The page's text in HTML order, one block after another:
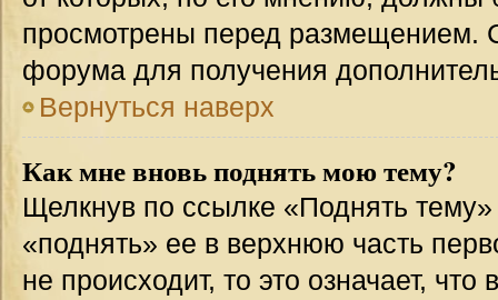
просмотрены перед размещением.
форума для получения
Вернуться наверх
Как мне вновь поднять мою тему?
Щелкнув по ссылке «Поднять
«поднять» ее в верхнюю часть
не происходит, то это означает,